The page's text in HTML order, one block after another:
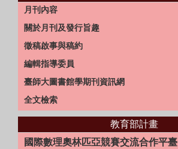
月刊內容
關於月刊及發行旨趣
徵稿啟事與稿約
編輯指導委員
臺師大圖書館學期刊資訊網
全文檢索
教育部計畫
國際數理奧林匹亞競賽交流合作平臺